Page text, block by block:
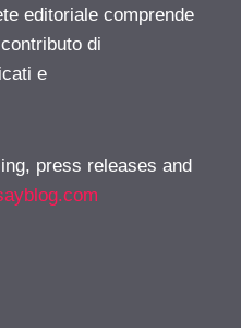
editoriale comprende
di
e
press releases and